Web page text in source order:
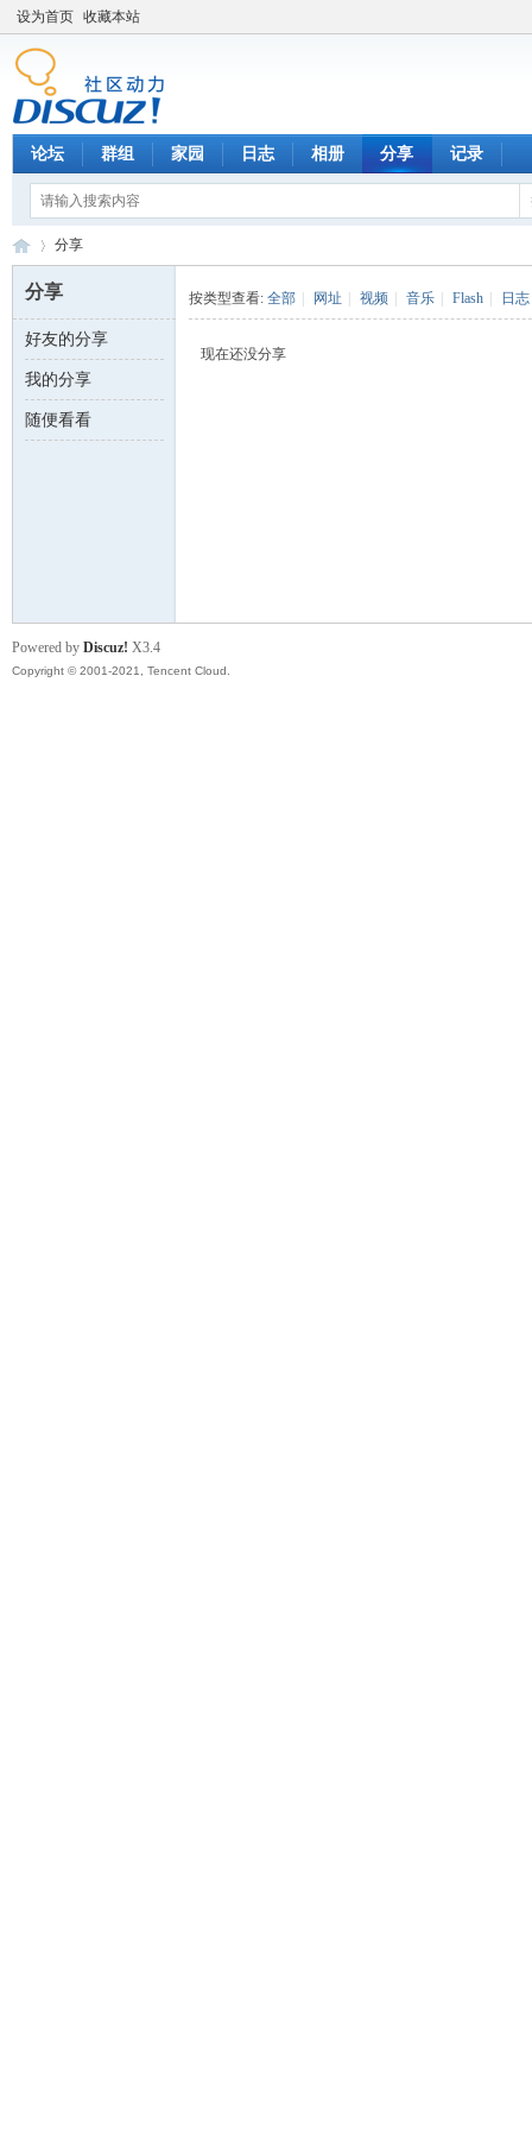
设为首页 收藏本站
论坛 群组 家园 日志 相册 分享 记录
数 ›
分享
分享
好友的分享
我的分享
随便看看
按类型查看: 全部 网址 视频 音乐 Flash 日志
现在还没分享
Powered by Discuz! X3.4
Copyright © 2001-2021, Tencent Cloud.